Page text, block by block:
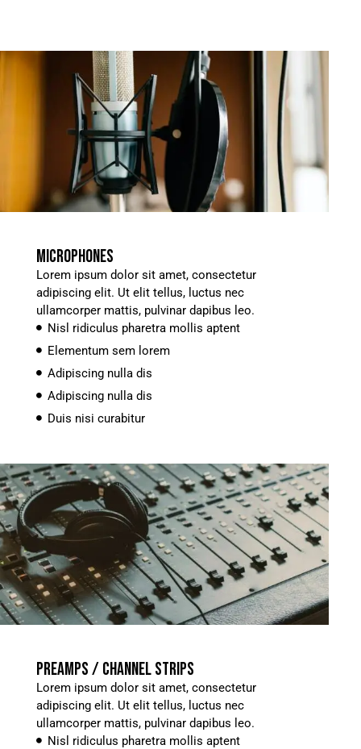
MICROPHONES
Lorem ipsum dolor sit amet, consectetur
adipiscing elit. Ut elit tellus, luctus nec
ullamcorper mattis, pulvinar dapibus leo.
Nisl ridiculus pharetra mollis aptent
Elementum sem lorem
Adipiscing nulla dis
Adipiscing nulla dis
Duis nisi curabitur
PREAMPS / CHANNEL STRIPS
Lorem ipsum dolor sit amet, consectetur
adipiscing elit. Ut elit tellus, luctus nec
ullamcorper mattis, pulvinar dapibus leo.
Nisl ridiculus pharetra mollis aptent